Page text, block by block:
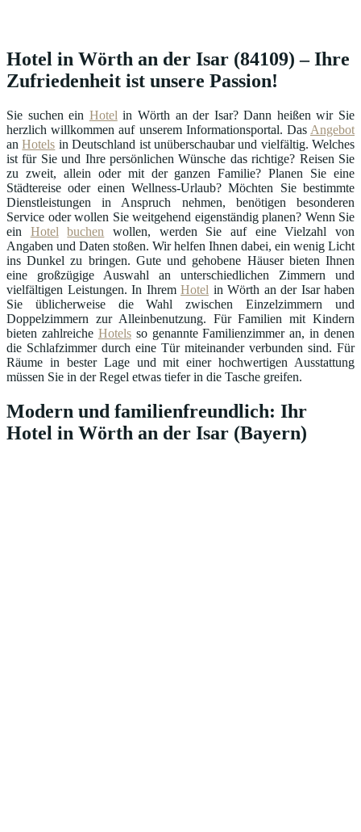
Hotel in Wörth an der Isar (84109) – Ihre
Zufriedenheit ist unsere Passion!
Sie suchen ein Hotel in Wörth an der Isar? Dann heißen wir Sie
herzlich willkommen auf unserem Informationsportal. Das Angebot
anHotels in Deutschland ist unüberschaubar und vielfältig. Welches
ist für Sie und Ihre persönlichen Wünsche das richtige? Reisen Sie
zu zweit, allein oder mit der ganzen Familie? Planen Sie eine
Städtereise oder einen Wellness-Urlaub? Möchten Sie bestimmte
Dienstleistungen in Anspruch nehmen, benötigen besonderen
Service oder wollen Sie weitgehend eigenständig planen? Wenn Sie
ein Hotel buchen wollen, werden Sie auf eine Vielzahl von
Angaben und Daten stoßen. Wir helfen Ihnen dabei, ein wenig Licht
ins Dunkel zu bringen. Gute und gehobene Häuser bieten Ihnen
eine großzügige Auswahl an unterschiedlichen Zimmern und
vielfältigen Leistungen. In Ihrem Hotel in Wörth an der Isar haben
Sie üblicherweise die Wahl zwischen Einzelzimmern und
Doppelzimmern zur Alleinbenutzung. Für Familien mit Kindern
bieten zahlreiche Hotelsso genannte Familienzimmer an, in denen
die Schlafzimmer durch eine Tür miteinander verbunden sind. Für
Räume in bester Lage und mit einer hochwertigen Ausstattung
müssen Sie in der Regel etwas tiefer in die Tasche greifen.
Modern und familienfreundlich: Ihr
Hotel in Wörth an der Isar (Bayern)